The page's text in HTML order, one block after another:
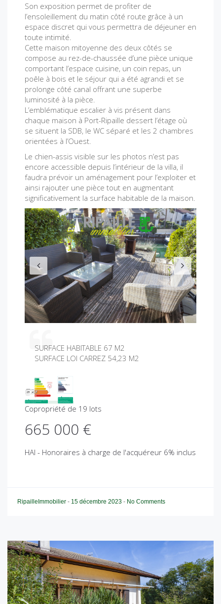
Son exposition permet de profiter de
l’ensoleillement du matin côté route grâce à un
espace discret qui vous permettra de déjeuner en
toute intimité.
Cette maison mitoyenne des deux côtés se
compose au rez-de-chaussée d’une pièce unique
comportant l’espace cuisine, un coin repas, un
poêle à bois et le séjour qui a été agrandi et se
prolonge côté canal offrant une superbe
luminosité à la pièce.
L’emblématique escalier à vis présent dans
chaque maison à Port-Ripaille dessert l’étage où
se situent la SDB, le WC séparé et les 2 chambres
orientées à l’Ouest.
Le chien-assis visible sur les photos n’est pas
encore accessible depuis l’intérieur de la villa, il
faudra prévoir un aménagement pour l’exploiter et
ainsi rajouter une pièce tout en augmentant
significativement la surface habitable de la maison.
P
r
e
v
i
o
u
s
N
e
x
t
SURFACE HABITABLE 67 M2
SURFACE LOI CARREZ 54,23 M2
Copropriété de 19 lots
665 000 €
HAI - Honoraires à charge de l'acquéreur 6% inclus
RipailleImmobilier - 15 décembre 2023 - No Comments